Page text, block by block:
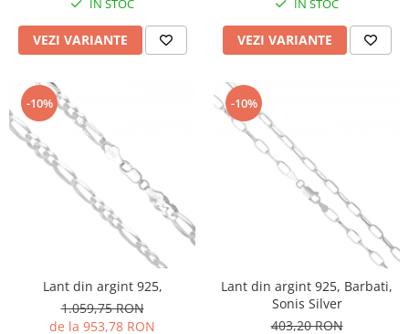
IN STOC
VEZI VARIANTE
IN STOC
VEZI VARIANTE
-10%
Lant din argint 925,
1.059,75 RON
de la 953,78 RON
-10%
Lant din argint 925, Barbati,
Sonis Silver
403,20 RON